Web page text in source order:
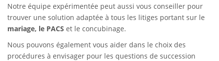
Notre équipe expérimentée peut aussi vous conseiller pour
trouver une solution adaptée à tous les litiges portant sur le
mariage, le PACS et le concubinage.
Nous pouvons également vous aider dans le choix des
procédures à envisager pour les questions de succession